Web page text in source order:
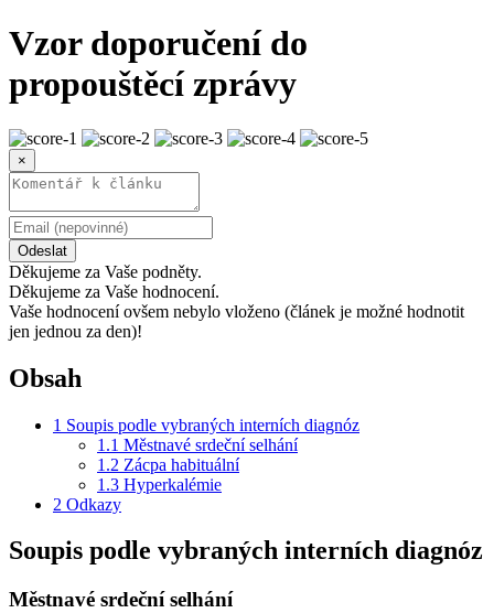
Vzor doporučení do
propouštěcí zprávy
×
Odeslat
Děkujeme za Vaše podněty.
Děkujeme za Vaše hodnocení.
Vaše hodnocení ovšem nebylo vloženo (článek je možné hodnotit
jen jednou za den)!
Obsah
1 Soupis podle vybraných interních diagnóz
1.1 Městnavé srdeční selhání
1.2 Zácpa habituální
1.3 Hyperkalémie
2 Odkazy
Soupis podle vybraných interních diagnóz
Městnavé srdeční selhání